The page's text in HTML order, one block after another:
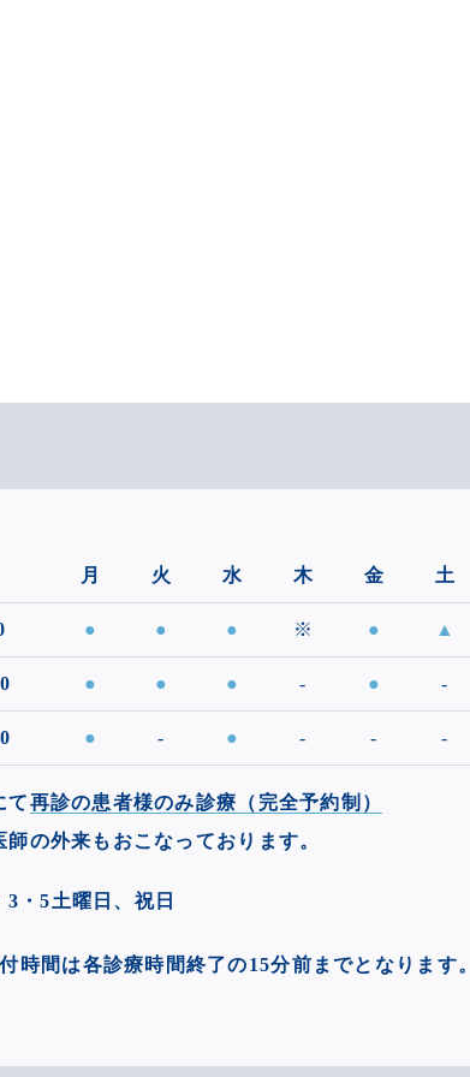
月 火 水 木 金 土
● ● ● ※ ● ▲
● ● ● - ● -
● - ● - - -
て再診の患者様のみ診療（完全予約制）
の外来もおこなっております。
3・5土曜日、祝日
時間は各診療時間終了の15分前までとなります。